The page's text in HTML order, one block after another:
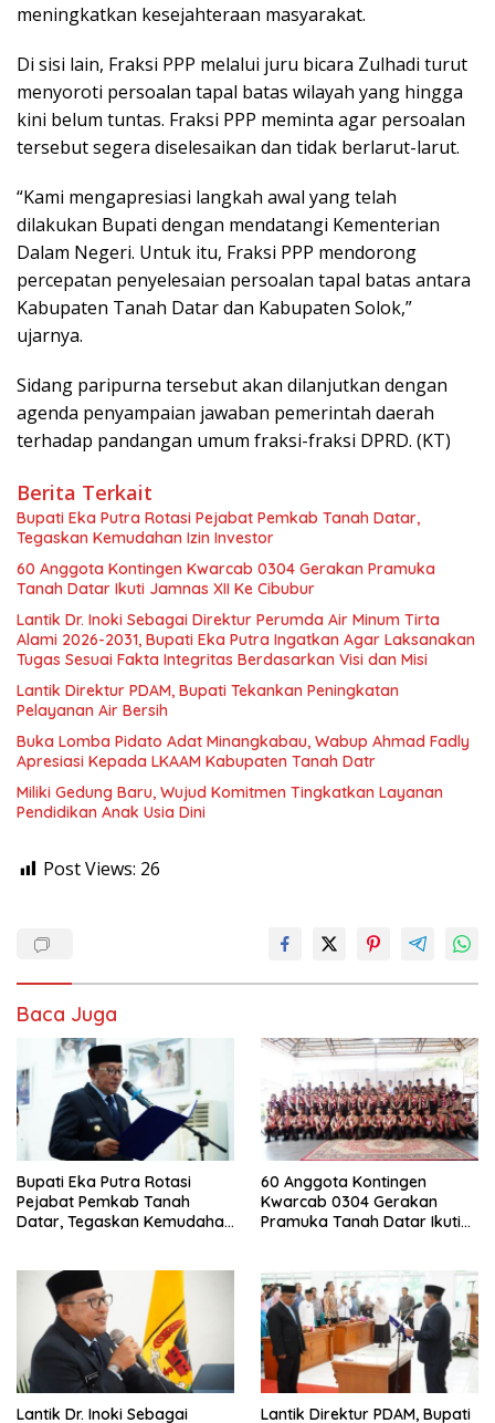
meningkatkan kesejahteraan masyarakat.
Di sisi lain, Fraksi PPP melalui juru bicara Zulhadi turut
menyoroti persoalan tapal batas wilayah yang hingga
kini belum tuntas. Fraksi PPP meminta agar persoalan
tersebut segera diselesaikan dan tidak berlarut-larut.
“Kami mengapresiasi langkah awal yang telah
dilakukan Bupati dengan mendatangi Kementerian
Dalam Negeri. Untuk itu, Fraksi PPP mendorong
percepatan penyelesaian persoalan tapal batas antara
Kabupaten Tanah Datar dan Kabupaten Solok,”
ujarnya.
Sidang paripurna tersebut akan dilanjutkan dengan
agenda penyampaian jawaban pemerintah daerah
terhadap pandangan umum fraksi-fraksi DPRD. (KT)
Berita Terkait
Bupati Eka Putra Rotasi Pejabat Pemkab Tanah Datar,
Tegaskan Kemudahan Izin Investor
60 Anggota Kontingen Kwarcab 0304 Gerakan Pramuka
Tanah Datar Ikuti Jamnas XII Ke Cibubur
Lantik Dr. Inoki Sebagai Direktur Perumda Air Minum Tirta
Alami 2026-2031, Bupati Eka Putra Ingatkan Agar Laksanakan
Tugas Sesuai Fakta Integritas Berdasarkan Visi dan Misi
Lantik Direktur PDAM, Bupati Tekankan Peningkatan
Pelayanan Air Bersih
Buka Lomba Pidato Adat Minangkabau, Wabup Ahmad Fadly
Apresiasi Kepada LKAAM Kabupaten Tanah Datr
Miliki Gedung Baru, Wujud Komitmen Tingkatkan Layanan
Pendidikan Anak Usia Dini
Post Views: 26
Baca Juga
Bupati Eka Putra Rotasi
Pejabat Pemkab Tanah
Datar, Tegaskan Kemudahan
60 Anggota Kontingen
Kwarcab 0304 Gerakan
Pramuka Tanah Datar Ikuti
Lantik Dr. Inoki Sebagai Lantik Direktur PDAM, Bupati